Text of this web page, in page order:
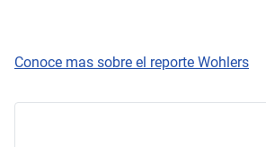
Conoce mas sobre el reporte Wohlers